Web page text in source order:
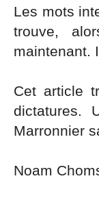
Les mots
trouve,
maintenant.
Cet article
dictatures.
Marronnier
Noam